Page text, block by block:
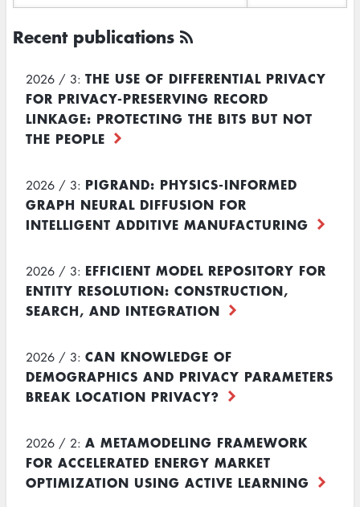
Recent publications
2026 / 3: THE USE OF DIFFERENTIAL PRIVACY
FOR PRIVACY-PRESERVING RECORD
LINKAGE: PROTECTING THE BITS BUT NOT
THE PEOPLE
2026 / 3: PIGRAND: PHYSICS-INFORMED
GRAPH NEURAL DIFFUSION FOR
INTELLIGENT ADDITIVE MANUFACTURING
2026 / 3: EFFICIENT MODEL REPOSITORY FOR
ENTITY RESOLUTION: CONSTRUCTION,
SEARCH, AND INTEGRATION
2026 / 3: CAN KNOWLEDGE OF
DEMOGRAPHICS AND PRIVACY PARAMETERS
BREAK LOCATION PRIVACY?
2026 / 2: A METAMODELING FRAMEWORK
FOR ACCELERATED ENERGY MARKET
OPTIMIZATION USING ACTIVE LEARNING